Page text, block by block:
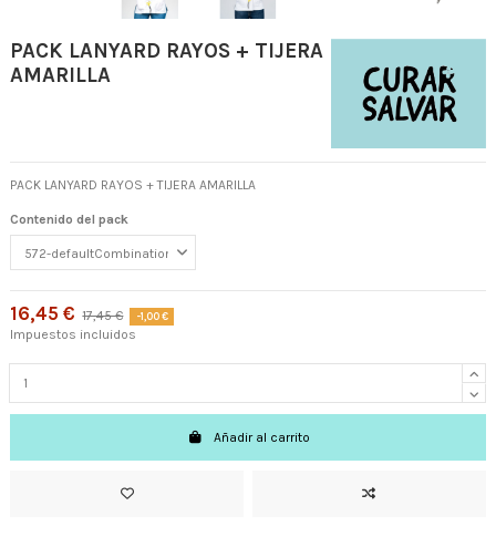
PACK LANYARD RAYOS + TIJERA
AMARILLA
PACK LANYARD RAYOS + TIJERA AMARILLA
Contenido del pack
16,45 € 17,45 € -1,00 €
Impuestos incluidos
Añadir al carrito